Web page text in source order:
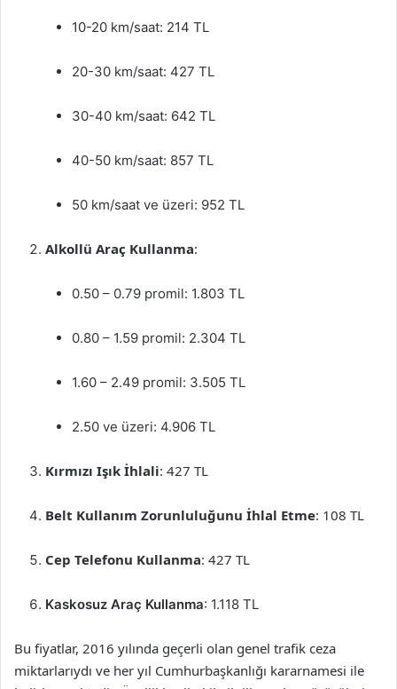
10-20 km/saat: 214 TL
20-30 km/saat: 427 TL
30-40 km/saat: 642 TL
40-50 km/saat: 857 TL
50 km/saat ve üzeri: 952 TL
Alkollü Araç Kullanma:
0.50 – 0.79 promil: 1.803 TL
0.80 – 1.59 promil: 2.304 TL
1.60 – 2.49 promil: 3.505 TL
2.50 ve üzeri: 4.906 TL
Kırmızı Işık İhlali: 427 TL
Belt Kullanım Zorunluluğunu İhlal Etme: 108 TL
Cep Telefonu Kullanma: 427 TL
Kaskosuz Araç Kullanma: 1.118 TL
Bu fiyatlar, 2016 yılında geçerli olan genel trafik ceza
miktarlarıydı ve her yıl Cumhurbaşkanlığı kararnamesi ile